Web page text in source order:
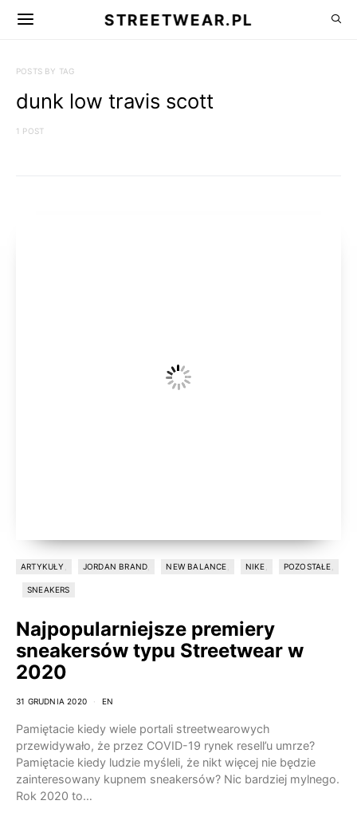
STREETWEAR.PL
POSTS BY TAG
dunk low travis scott
1 POST
ARTYKUŁY JORDAN BRAND NEW BALANCE NIKE POZOSTAŁE
SNEAKERS
Najpopularniejsze premiery
sneakersów typu Streetwear w
2020
31 GRUDNIA 2020 EN
Pamiętacie kiedy wiele portali streetwearowych
przewidywało, że przez COVID-19 rynek resell’u umrze?
Pamiętacie kiedy ludzie myśleli, że nikt więcej nie będzie
zainteresowany kupnem sneakersów? Nic bardziej mylnego.
Rok 2020 to…